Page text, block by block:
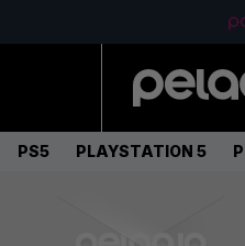
PS5 PLAYSTATION 5